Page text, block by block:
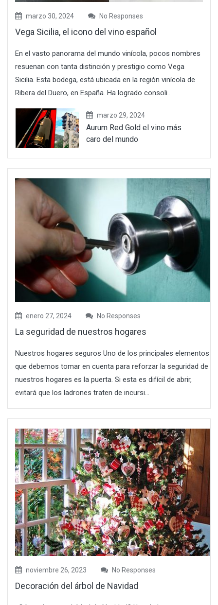
marzo 30, 2024 No Responses
Vega Sicilia, el icono del vino español
En el vasto panorama del mundo vinícola, pocos nombres
resuenan con tanta distinción y prestigio como Vega
Sicilia. Esta bodega, está ubicada en la región vinícola de
Ribera del Duero, en España. Ha logrado consoli...
marzo 29, 2024
Aurum Red Gold el vino más
caro del mundo
enero 27, 2024 No Responses
La seguridad de nuestros hogares
Nuestros hogares seguros Uno de los principales elementos
que debemos tomar en cuenta para reforzar la seguridad de
nuestros hogares es la puerta. Si esta es difícil de abrir,
evitará que los ladrones traten de incursi...
noviembre 26, 2023 No Responses
Decoración del árbol de Navidad